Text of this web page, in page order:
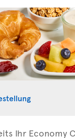
Ihr Economy